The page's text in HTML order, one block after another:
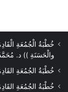
خُطْبَةُ الْجُمُعَةِ
والْحَسَنَةِ )) د.
خُطْبَةُ الجُمُعَةِ
خُطْبَةُ الجُمُعَةِ